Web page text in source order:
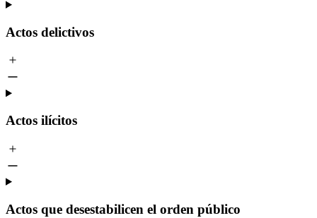
Actos delictivos
Actos ilícitos
Actos que desestabilicen el orden público